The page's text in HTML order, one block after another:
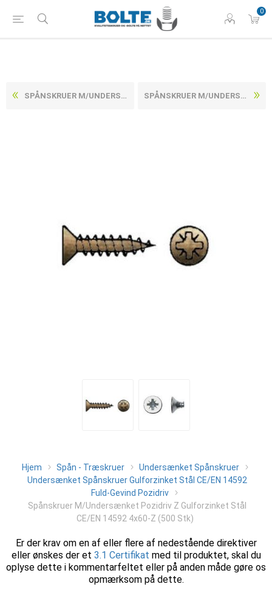
0
SPÅNSKRUER M/UNDERSÆNKET POZIDRIV Z GULFORZINKET STÅL CE/EN 14592 4X50-Z (500 STK) SPÅNSKRUER M/UNDERSÆNKET POZIDRIV Z GULFORZINKET STÅL CE/EN 14592 5X25-Z (1000 STK)
Hjem Spån - Træskruer
Undersænket Spånskruer
Undersænket Spånskruer Gulforzinket Stål CE/EN 14592
Fuld-Gevind Pozidriv
Spånskruer M/Undersænket Pozidriv Z Gulforzinket Stål
CE/EN 14592 4x60-Z (500 Stk)
Er der krav om en af eller flere af nedestående direktiver
eller ønskes der et 3.1 Certifikat med til produktet, skal du
oplyse dette i kommentarfeltet eller på anden måde gøre os
opmærksom på dette.